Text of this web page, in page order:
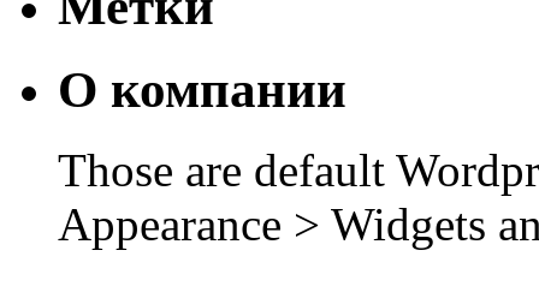
О компании
Those are default
Appearance > Widgets